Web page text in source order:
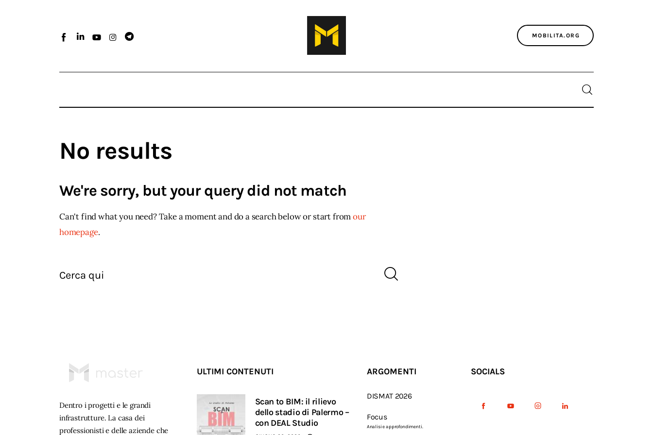
MOBILITA.ORG
Atlante dei masters
No results
We're sorry, but your query did not match
Can't find what you need? Take a moment and do a search below or start fromour
homepage.
Dentro i progetti e le grandi
infrastrutture. La casa dei
professionisti e delle aziende che
ULTIMI CONTENUTI
Scan to BIM: il rilievo
dello stadio di Palermo –
con DEAL Studio
ARGOMENTI
DISMAT 2026
Focus
Analisi e approfondimenti.
SOCIALS